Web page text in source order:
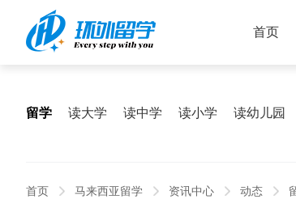
首页
留学 读大学 读中学 读小学 读幼儿园
首页 马来西亚留学 资讯中心 动态